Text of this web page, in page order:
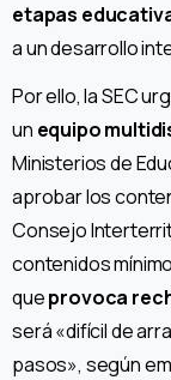
etapas
a un desarrollo
Por ello, la SEC
un equipo
Ministerios de
aprobar los
Consejo
contenidos
queprovoca
será «difícil de
pasos», según